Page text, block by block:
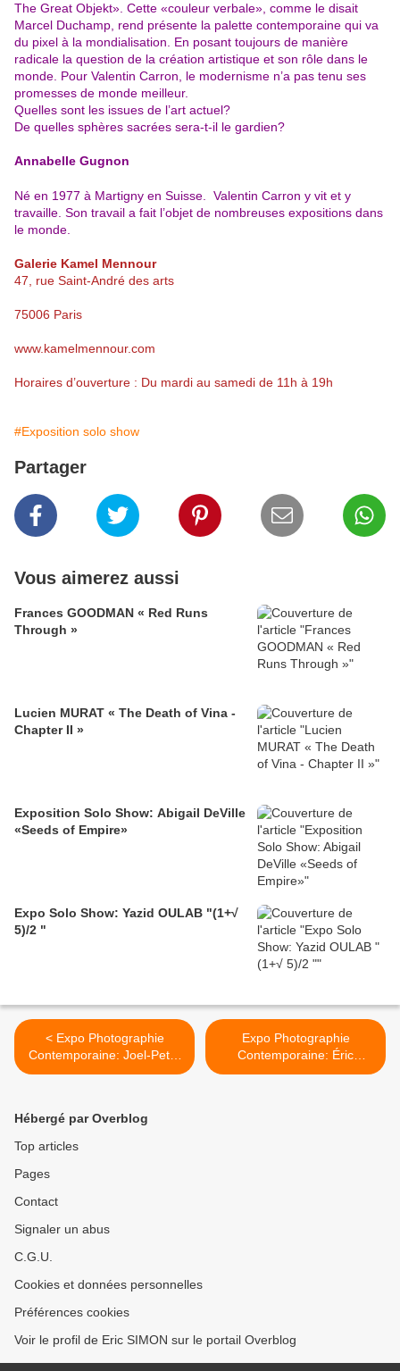
The Great Objekt». Cette «couleur verbale», comme le disait
Marcel Duchamp, rend présente la palette contemporaine qui va
du pixel à la mondialisation. En posant toujours de manière
radicale la question de la création artistique et son rôle dans le
monde. Pour Valentin Carron, le modernisme n’a pas tenu ses
promesses de monde meilleur.
Quelles sont les issues de l’art actuel?
De quelles sphères sacrées sera-t-il le gardien?
Annabelle Gugnon
Né en 1977 à Martigny en Suisse. Valentin Carron y vit et y
travaille. Son travail a fait l’objet de nombreuses expositions dans
le monde.
Galerie Kamel Mennour
47, rue Saint-André des arts
75006 Paris
www.kamelmennour.com
Horaires d’ouverture : Du mardi au samedi de 11h à 19h
#Exposition solo show
Partager
Vous aimerez aussi
Frances GOODMAN « Red Runs
Through »
Lucien MURAT « The Death of Vina -
Chapter II »
Exposition Solo Show: Abigail DeVille
«Seeds of Empire»
Expo Solo Show: Yazid OULAB "(1+√
5)/2 "
< Expo Photographie
Contemporaine: Joel-Peter
WITKIN & Paolo GIOLI «
Expo Photographie
Contemporaine: Éric
RONDEPIERRE "Images
Hébergé par Overblog
Top articles
Pages
Contact
Signaler un abus
C.G.U.
Cookies et données personnelles
Préférences cookies
Voir le profil de Eric SIMON sur le portail Overblog